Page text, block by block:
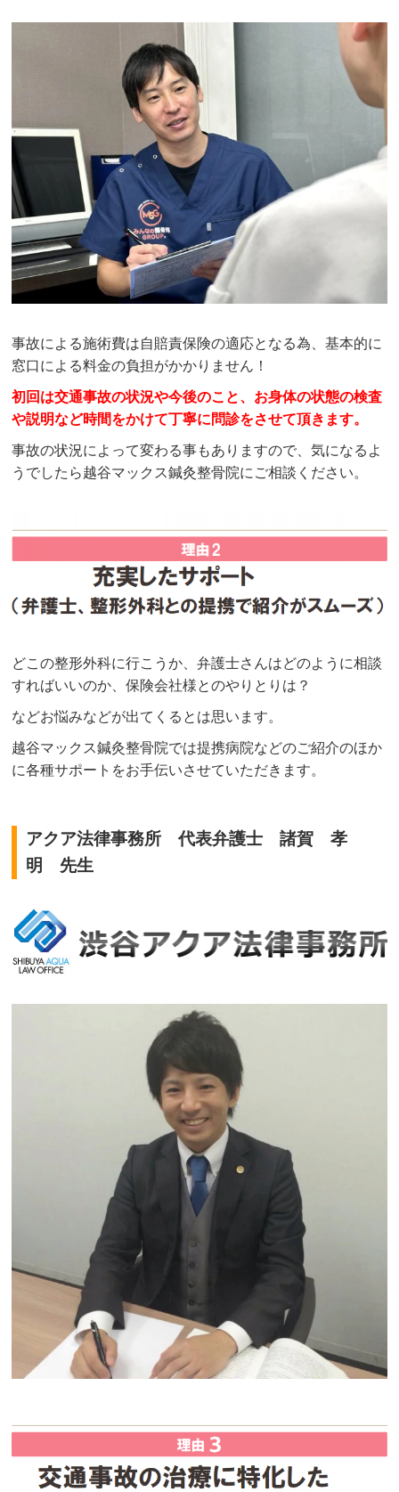
事故による施術費は自賠責保険の適応となる為、基本的に
窓口による料金の負担がかかりません！
初回は交通事故の状況や今後のこと、お身体の状態の検査
や説明など時間をかけて丁寧に問診をさせて頂きます。
事故の状況によって変わる事もありますので、気になるよ
うでしたら越谷マックス鍼灸整骨院にご相談ください。
どこの整形外科に行こうか、弁護士さんはどのように相談
すればいいのか、保険会社様とのやりとりは？
などお悩みなどが出てくるとは思います。
越谷マックス鍼灸整骨院では提携病院などのご紹介のほか
に各種サポートをお手伝いさせていただきます。
アクア法律事務所 代表弁護士 諸賀 孝
明 先生